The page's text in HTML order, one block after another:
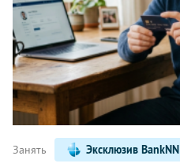
Занять Эксклюзив BankNN